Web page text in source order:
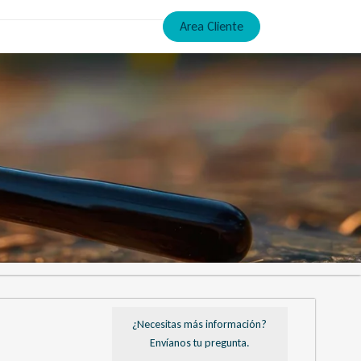
Area Cliente
¿Necesitas más información?
Envíanos tu pregunta.